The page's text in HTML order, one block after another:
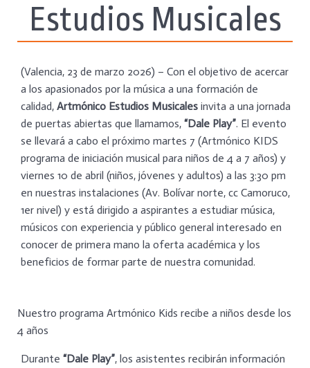
Estudios Musicales
(Valencia, 23 de marzo 2026) – Con el objetivo de acercar
a los apasionados por la música a una formación de
calidad, Artmónico Estudios Musicales invita a una jornada
de puertas abiertas que llamamos, “Dale Play”. El evento
se llevará a cabo el próximo martes 7 (Artmónico KIDS
programa de iniciación musical para niños de 4 a 7 años) y
viernes 10 de abril (niños, jóvenes y adultos) a las 3:30 pm
en nuestras instalaciones (Av. Bolívar norte, cc Camoruco,
1er nivel) y está dirigido a aspirantes a estudiar música,
músicos con experiencia y público general interesado en
conocer de primera mano la oferta académica y los
beneficios de formar parte de nuestra comunidad.
Nuestro programa Artmónico Kids recibe a niños desde los
4 años
Durante “Dale Play”, los asistentes recibirán información